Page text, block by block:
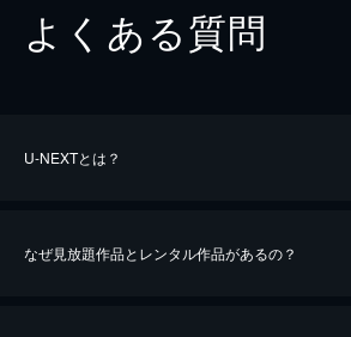
よくある質問
U-NEXTとは？
なぜ見放題作品とレンタル作品があるの？